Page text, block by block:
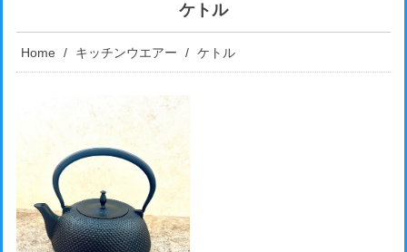
ケトル
Home キッチンウエアー ケトル